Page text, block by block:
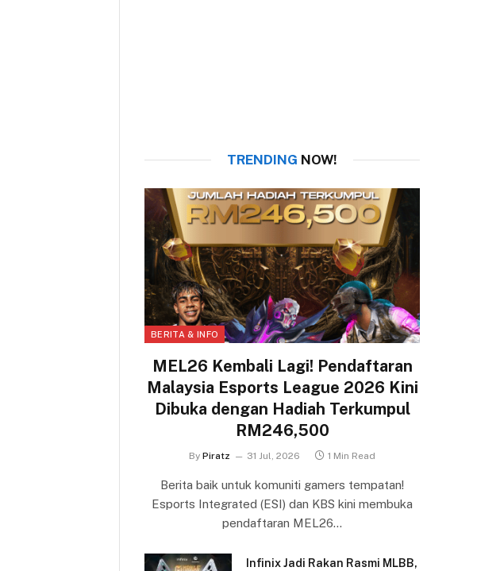
TRENDING NOW!
BERITA & INFO
MEL26 Kembali Lagi! Pendaftaran
Malaysia Esports League 2026 Kini
Dibuka dengan Hadiah Terkumpul
RM246,500
By Piratz 31 Jul, 2026 1 Min Read
Berita baik untuk komuniti gamers tempatan!
Esports Integrated (ESI) dan KBS kini membuka
pendaftaran MEL26…
Infinix Jadi Rakan Rasmi MLBB,